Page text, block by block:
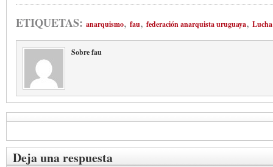
ETIQUETAS: anarquismo, fau, federación anarquista uruguaya,
Sobre fau
Deja una respuesta